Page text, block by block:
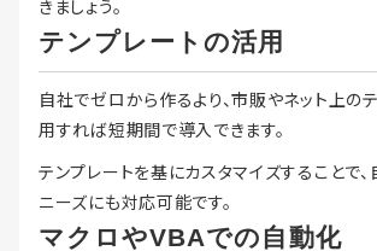
きましょう。
テンプレートの活用
自社でゼロから作るより、市販やネット上の
用すれば短期間で導入できます。
テンプレートを基にカスタマイズすることで
ニーズにも対応可能です。
マクロやVBAでの自動化